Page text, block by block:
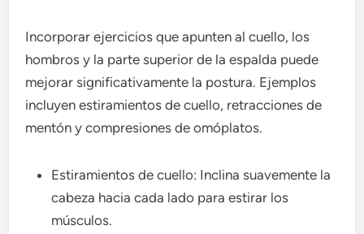
Incorporar ejercicios que apunten al cuello, los
hombros y la parte superior de la espalda puede
mejorar significativamente la postura. Ejemplos
incluyen estiramientos de cuello, retracciones de
mentón y compresiones de omóplatos.
Estiramientos de cuello: Inclina suavemente la
cabeza hacia cada lado para estirar los
músculos.